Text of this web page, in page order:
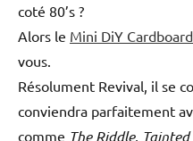
coté 80’s ?
Alors le Mini DiY
vous.
Résolument Revival, il se
conviendra parfaitement
comme The Riddle, Tainted